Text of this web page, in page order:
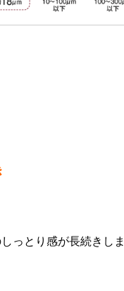
っとり感が長続きしま